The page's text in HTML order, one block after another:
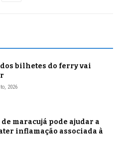
dos bilhetes do ferry vai
2026
de maracujá pode ajudar a
inflamação associada à